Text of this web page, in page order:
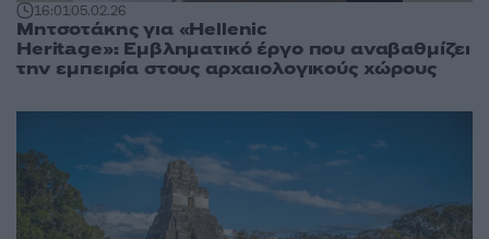
16:0105.02.26
Μητσοτάκης για «Hellenic
Heritage»: Εμβληματικό έργο που αναβαθμίζει
την εμπειρία στους αρχαιολογικούς χώρους